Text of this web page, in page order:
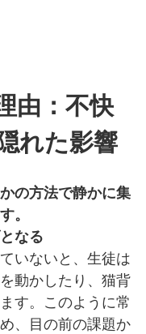
由：不快
れた影響
の方法で静かに集
。
なる
いないと、生徒は
動かしたり、猫背
す。このように常
、目の前の課題か